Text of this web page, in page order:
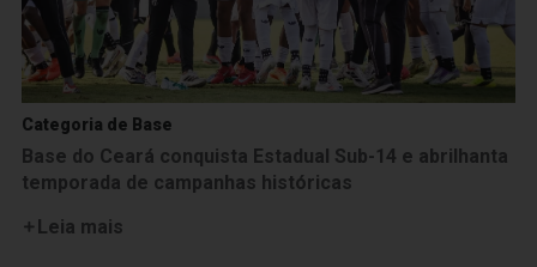
Categoria de Base
Base do Ceará conquista Estadual Sub-14 e abrilhanta
temporada de campanhas históricas
Leia mais